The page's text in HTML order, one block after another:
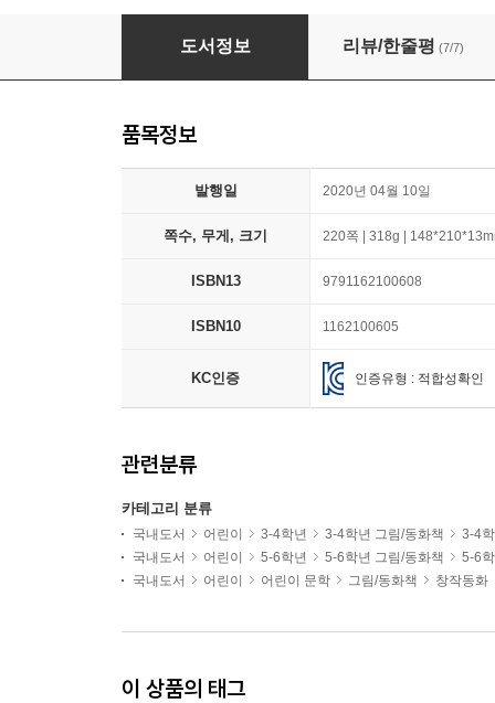
승리의 비밀
도서정보 리뷰/한줄평 (7/7)
품목정보
발행일 2020년 04월 10일
쪽수, 무게, 크기 220쪽 | 318g |
ISBN13 9791162100608
ISBN10 1162100605
KC인증 인증유형 : 적합성확인
관련분류
카테고리 분류
국내도서 어린이 3-4학년 3-4학년 그림/동화책
3-4
국내도서
어린이 5-6학년 5-6학년 그림/동화책
5-6
국내도서
어린이 어린이 문학 그림/동화책 창작동화
이 상품의 태그